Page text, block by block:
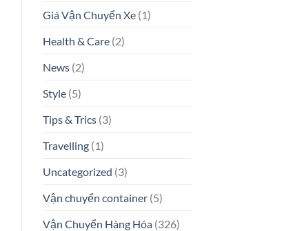
Giá Vận Chuyển Xe(1)
Health & Care(2)
News(2)
Style(5)
Tips & Trics(3)
Travelling(1)
Uncategorized (3)
Vận chuyển container(5)
Vận Chuyển Hàng Hóa(326)